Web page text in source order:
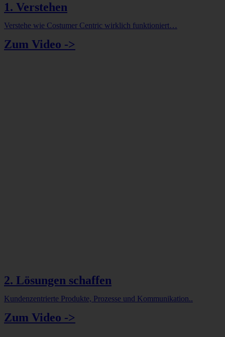
1. Verstehen
Verstehe wie Costumer Centric wirklich funktioniert…
Zum Video ->
2. Lösungen schaffen
Kundenzentrierte Produkte, Prozesse und Kommunikation..
Zum Video ->